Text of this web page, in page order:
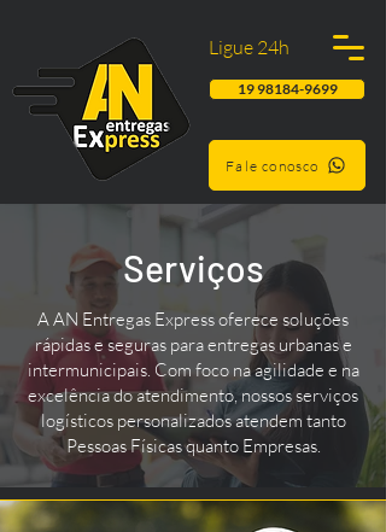
Ligue 24h
19 98184-9699
Fale conosco
Serviços
A AN Entregas Express oferece soluções
rápidas e seguras para entregas urbanas e
intermunicipais. Com foco na agilidade e na
excelência do atendimento, nossos serviços
logísticos personalizados atendem tanto
Pessoas Físicas quanto Empresas.